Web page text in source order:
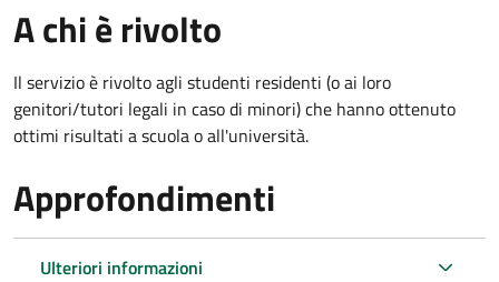
A chi è rivolto
Il servizio è rivolto agli studenti residenti (o ai loro
genitori/tutori legali in caso di minori) che hanno ottenuto
ottimi risultati a scuola o all'università.
Approfondimenti
Ulteriori informazioni